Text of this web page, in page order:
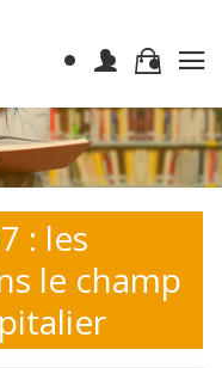
: les
le champ